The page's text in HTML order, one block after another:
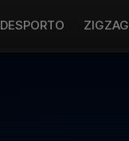
DESPORTO ZIGZAG